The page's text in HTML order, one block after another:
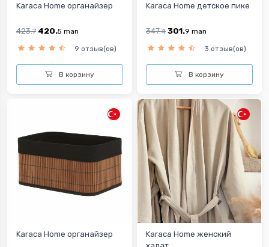
Karaca Home органайзер
423.7 420.5 man
9 отзыв(ов)
В корзину
Karaca Home детское пике
347.4 301.9 man
3 отзыв(ов)
В корзину
Karaca Home органайзер
Karaca Home женский
халат